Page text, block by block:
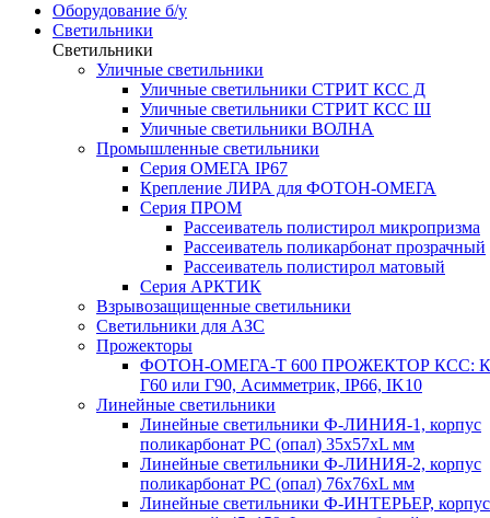
Оборудование б/у
Светильники
Светильники
Уличные светильники
Уличные светильники СТРИТ КСС Д
Уличные светильники СТРИТ КСС Ш
Уличные светильники ВОЛНА
Промышленные светильники
Серия ОМЕГА IP67
Крепление ЛИРА для ФОТОН-ОМЕГА
Серия ПРОМ
Рассеиватель полистирол микропризма
Рассеиватель поликарбонат прозрачный
Рассеиватель полистирол матовый
Серия АРКТИК
Взрывозащищенные светильники
Светильники для АЗС
Прожекторы
ФОТОН-ОМЕГА-Т 600 ПРОЖЕКТОР КСС:
Г60 или Г90, Асимметрик, IP66, IK10
Линейные светильники
Линейные светильники Ф-ЛИНИЯ-1, корпус
поликарбонат РС (опал) 35х57хL мм
Линейные светильники Ф-ЛИНИЯ-2, корпус
поликарбонат РС (опал) 76х76хL мм
Линейные светильники Ф-ИНТЕРЬЕР, корпус